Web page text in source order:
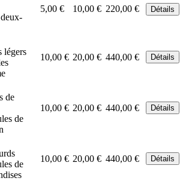
5,00 € 10,00 € 220,00 € Détails
légers
10,00 € 20,00 € 440,00 € Détails
de
de
10,00 € 20,00 € 440,00 € Détails
de
10,00 € 20,00 € 440,00 € Détails